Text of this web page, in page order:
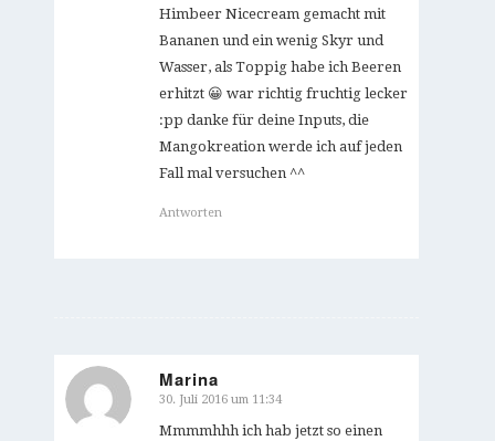
Himbeer Nicecream gemacht mit
Bananen und ein wenig Skyr und
Wasser, als Toppig habe ich Beeren
erhitzt 😀 war richtig fruchtig lecker
:pp danke für deine Inputs, die
Mangokreation werde ich auf jeden
Fall mal versuchen ^^
Antworten
Marina
sagte:
30. Juli 2016 um 11:34
Mmmmhhh ich hab jetzt so einen